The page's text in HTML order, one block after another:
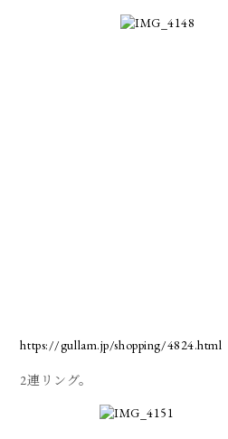
https://gullam.jp/shopping/4824.html
2連リング。